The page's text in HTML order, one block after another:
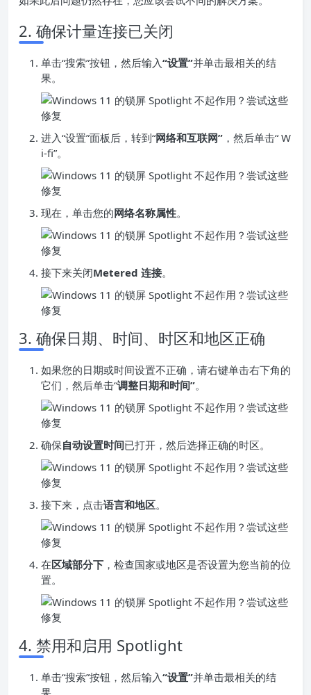
2. 确保计量连接已关闭
单击“搜索”按钮，然后输入“设置”并单击最相关的结
果。
进入“设置”面板后，转到“网络和互联网” ，然后单击“ W
i-fi”。
现在，单击您的网络名称属性。
接下来关闭Metered 连接。
3. 确保日期、时间、时区和地区正确
如果您的日期或时间设置不正确，请右键单击右下角的
它们，然后单击“调整日期和时间”。
确保自动设置时间已打开，然后选择正确的时区。
接下来，点击语言和地区。
在区域部分下 ，检查国家或地区是否设置为您当前的位
置。
4. 禁用和启用 Spotlight
单击“搜索”按钮，然后输入“设置”并单击最相关的结
果。